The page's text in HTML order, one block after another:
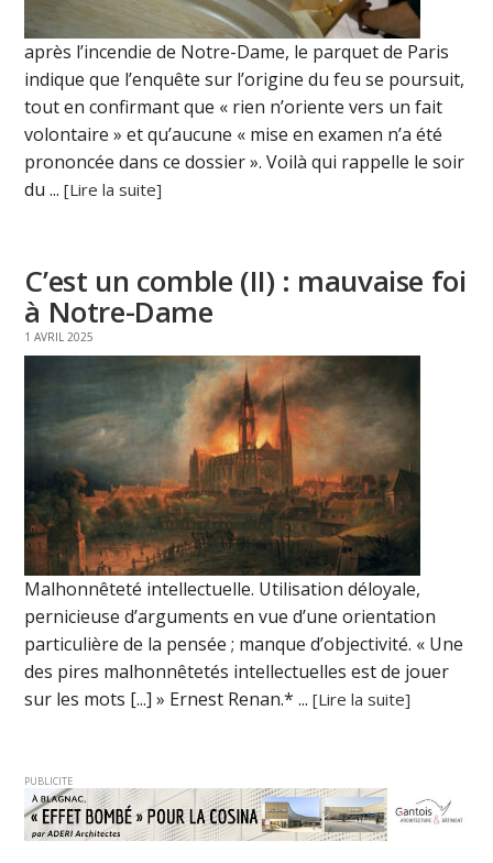
après l’incendie de Notre-Dame, le parquet de Paris
indique que l’enquête sur l’origine du feu se poursuit,
tout en confirmant que « rien n’oriente vers un fait
volontaire » et qu’aucune « mise en examen n’a été
prononcée dans ce dossier ». Voilà qui rappelle le soir
du ...[Lire la suite]
C’est un comble (II) : mauvaise foi
à Notre-Dame
1 AVRIL 2025
Malhonnêteté intellectuelle. Utilisation déloyale,
pernicieuse d’arguments en vue d’une orientation
particulière de la pensée ; manque d’objectivité. « Une
des pires malhonnêtetés intellectuelles est de jouer
sur les mots [...] » Ernest Renan.* ...[Lire la suite]
PUBLICITE